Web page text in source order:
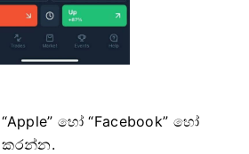
හෝ “Facebook” හෝ
කරන්න.